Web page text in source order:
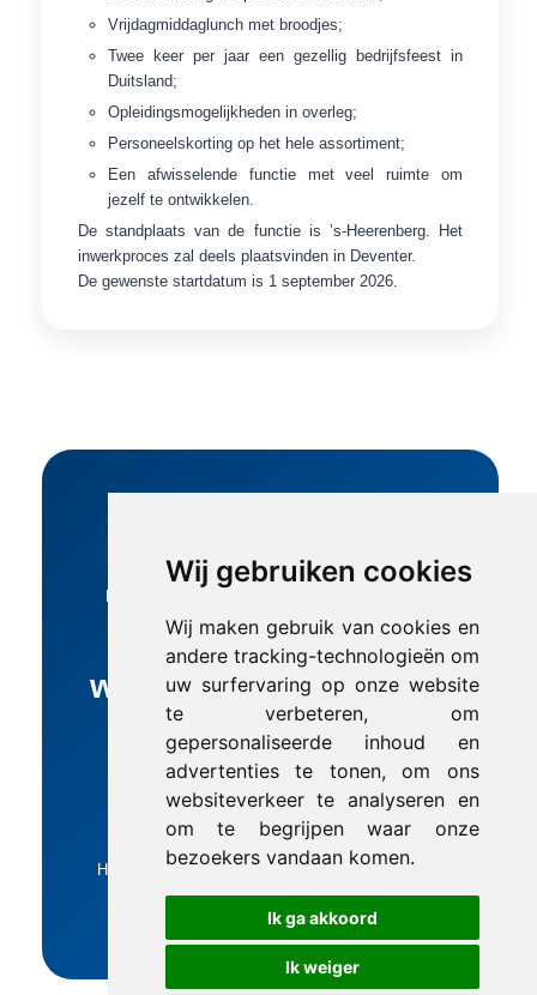
Wij gebruiken cookies
Wij maken gebruik van cookies en
andere tracking-technologieën om
uw surfervaring op onze website
te verbeteren, om
gepersonaliseerde inhoud en
advertenties te tonen, om ons
websiteverkeer te analyseren en
om te begrijpen waar onze
bezoekers vandaan komen.
Ik ga akkoord
Ik weiger
Vrijdagmiddaglunch met broodjes;
Twee keer per jaar een gezellig bedrijfsfeest in
Duitsland;
Opleidingsmogelijkheden in overleg;
Personeelskorting op het hele assortiment;
Een afwisselende functie met veel ruimte om
jezelf te ontwikkelen.
De standplaats van de functie is ’s-Heerenberg. Het
inwerkproces zal deels plaatsvinden in Deventer.
De gewenste startdatum is 1 september 2026.
sollicitatie met een korte motivatie en cv naar:
werkenbij@trademed.nl
Verstuur Sollicitatie
Heb je vragen over de functie? Bel dan met Henk-
Willem via 0314-674000.